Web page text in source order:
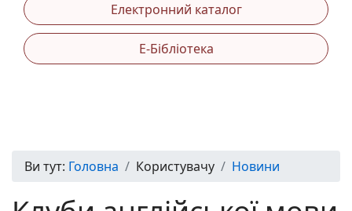
Електронний каталог
Е-Бібліотека
Ви тут: Головна Користувачу Новини